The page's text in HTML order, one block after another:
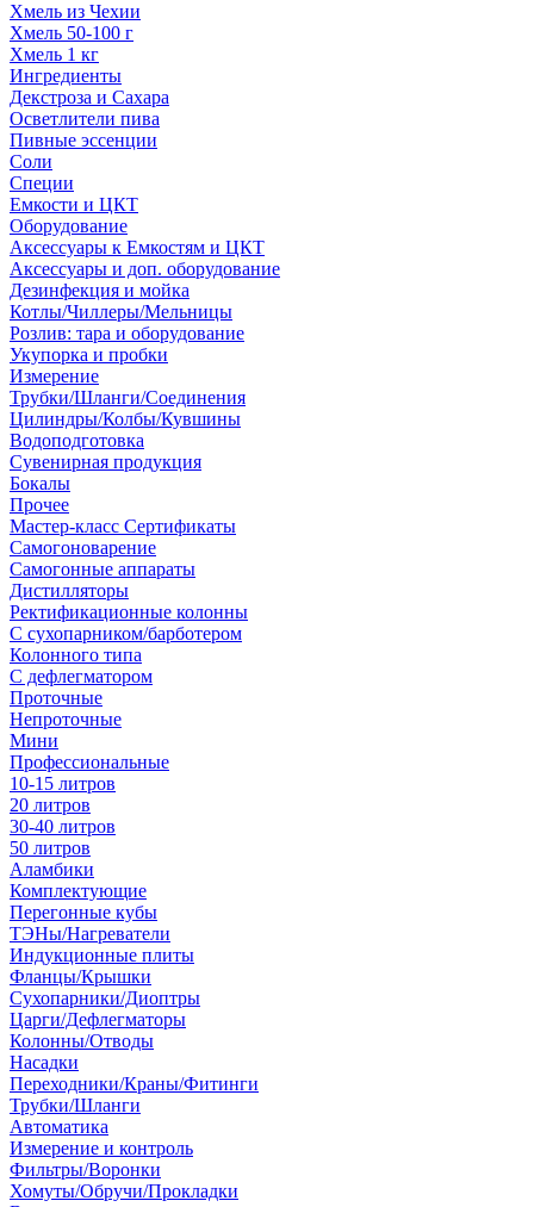
Хмель из Чехии
Хмель 50-100 г
Хмель 1 кг
Ингредиенты
Декстроза и Сахара
Осветлители пива
Пивные эссенции
Соли
Специи
Емкости и ЦКТ
Оборудование
Аксессуары к Емкостям и ЦКТ
Аксессуары и доп. оборудование
Дезинфекция и мойка
Котлы/Чиллеры/Мельницы
Розлив: тара и оборудование
Укупорка и пробки
Измерение
Трубки/Шланги/Соединения
Цилиндры/Колбы/Кувшины
Водоподготовка
Сувенирная продукция
Бокалы
Прочее
Мастер-класс Сертификаты
Самогоноварение
Самогонные аппараты
Дистилляторы
Ректификационные колонны
С сухопарником/барботером
Колонного типа
С дефлегматором
Проточные
Непроточные
Мини
Профессиональные
10-15 литров
20 литров
30-40 литров
50 литров
Аламбики
Комплектующие
Перегонные кубы
ТЭНы/Нагреватели
Индукционные плиты
Фланцы/Крышки
Сухопарники/Диоптры
Царги/Дефлегматоры
Колонны/Отводы
Насадки
Переходники/Краны/Фитинги
Трубки/Шланги
Автоматика
Измерение и контроль
Фильтры/Воронки
Хомуты/Обручи/Прокладки